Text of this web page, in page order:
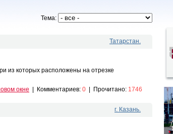
Тема:
Татарстан.
из которых расположены на отрезке
окне Комментариев: 0 Прочитано: 1746
г. Казань.